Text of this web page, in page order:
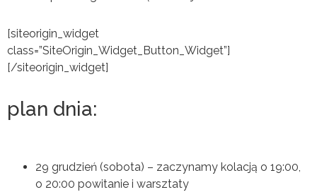
[siteorigin_widget
class=”SiteOrigin_Widget_Button_Widget”]
[/siteorigin_widget]
plan dnia:
29 grudzień (sobota) – zaczynamy kolacją o 19:00,
o 20:00 powitanie i warsztaty